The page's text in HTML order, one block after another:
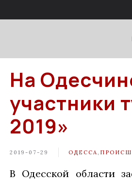
На
участники
2019»
2019-07-29 ОДЕССА
В Одесской области